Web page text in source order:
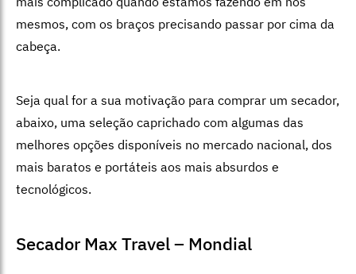
mesmos, com os braços precisando passar por cima da
cabeça.
Seja qual for a sua motivação para comprar um secador,
abaixo, uma seleção caprichado com algumas das
melhores opções disponíveis no mercado nacional, dos
mais baratos e portáteis aos mais absurdos e
tecnológicos.
Secador Max Travel – Mondial